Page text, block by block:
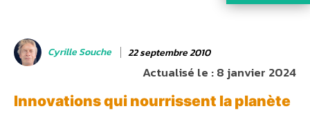
Cyrille Souche 22 septembre 2010
Actualisé le :8 janvier 2024
Innovations qui nourrissent la planète